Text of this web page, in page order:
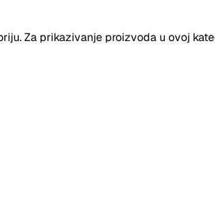
Za prikazivanje proizvoda u ovoj